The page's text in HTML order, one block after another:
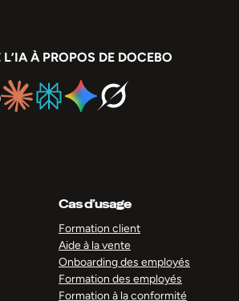
À PROPOS DE DOCEBO
Cas d’usage
Formation client
Aide à la vente
Onboarding des employés
Formation des employés
Formation à la conformité